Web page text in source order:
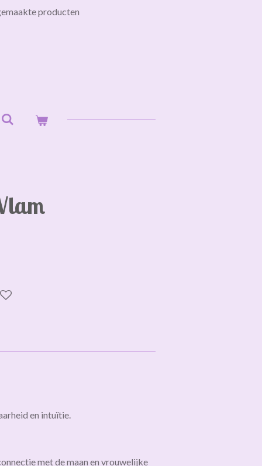
producten
en intuïtie.
met de maan en vrouwelijke